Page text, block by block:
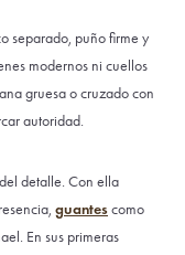
separado, puño firme y
modernos ni cuellos
gruesa o cruzado con
autoridad.
detalle. Con ella
guantescomo
En sus primeras